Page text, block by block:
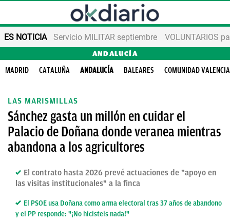
ES NOTICIA Servicio MILITAR septiembre VOLUNTARIOS
ANDALUCÍA
MADRID CATALUÑA ANDALUCÍA BALEARES COMUNIDAD
LAS MARISMILLAS
Sánchez gasta un millón en cuidar el
Palacio de Doñana donde veranea mientras
abandona a los agricultores
El contrato hasta 2026 prevé actuaciones de "apoyo en
las visitas institucionales" a la finca
El PSOE usa Doñana como arma electoral tras 37 años de abandono
y el PP responde: "¡No hicisteis nada!"